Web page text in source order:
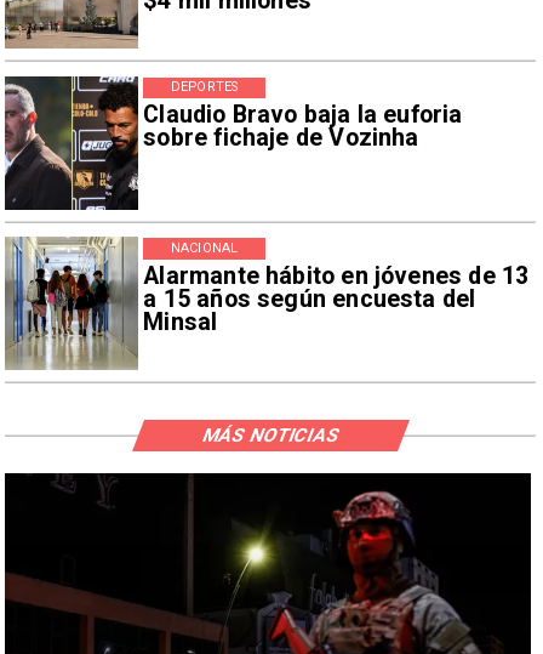
Claudio Bravo baja la euforia
sobre fichaje de Vozinha
DEPORTES
Alarmante hábito en jóvenes de 13
a 15 años según encuesta del
Minsal
NACIONAL
MÁS NOTICIAS